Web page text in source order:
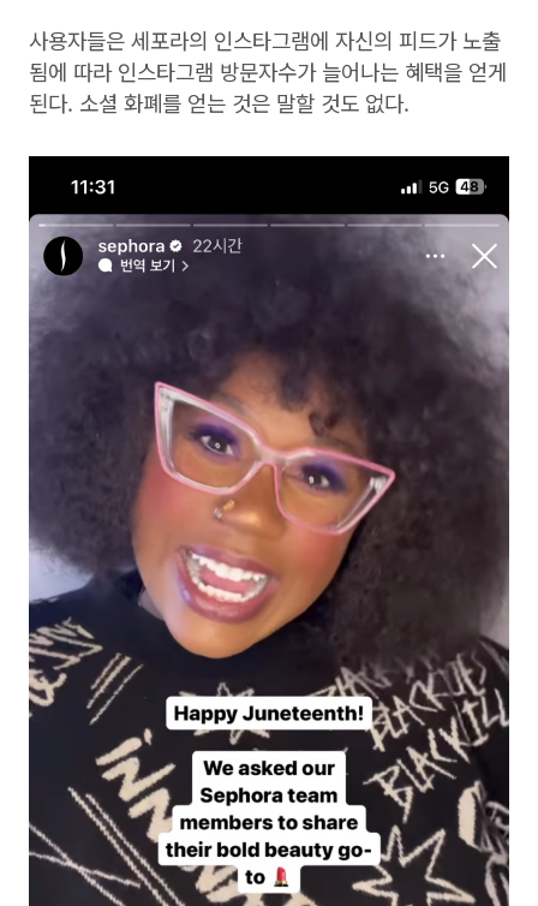
사용자들은 세포라의 인스타그램에 자신의 피드가 노출
됨에 따라 인스타그램 방문자수가 늘어나는 혜택을 얻게
된다. 소셜 화폐를 얻는 것은 말할 것도 없다.